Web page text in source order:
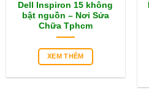
Dell Inspiron 15 không
bật nguồn – Nơi Sửa
Chữa Tphcm
XEM THÊM